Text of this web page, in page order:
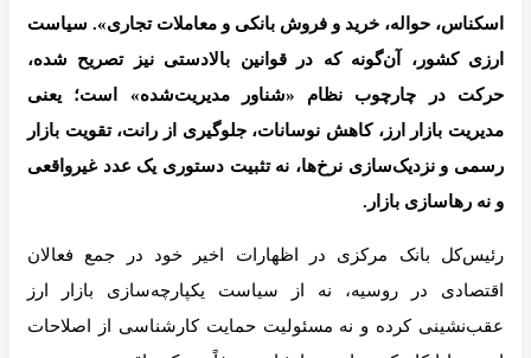
اسکناس، حواله، خرید و فروش بانکی و معاملات تجاری». سیاست
ارزی کشور، آن‌گونه که در قوانین بالادستی نیز تصریح شده،
حرکت در چارچوب نظام «شناور مدیریت‌شده» است؛ یعنی
مدیریت بازار ارز، کاهش نوسانات، جلوگیری از رانت، تقویت بازار
رسمی و نزدیک‌سازی نرخ‌ها، نه تثبیت دستوری یک عدد غیرواقعی
و نه رهاسازی بازار.
رئیس‌کل بانک مرکزی در اظهارات اخیر خود در جمع فعالان
اقتصادی در روسیه، نه از سیاست یکپارچه‌سازی بازار ارز
عقب‌نشینی کرده و نه مسئولیت حمایت کارشناسی از اصلاحات